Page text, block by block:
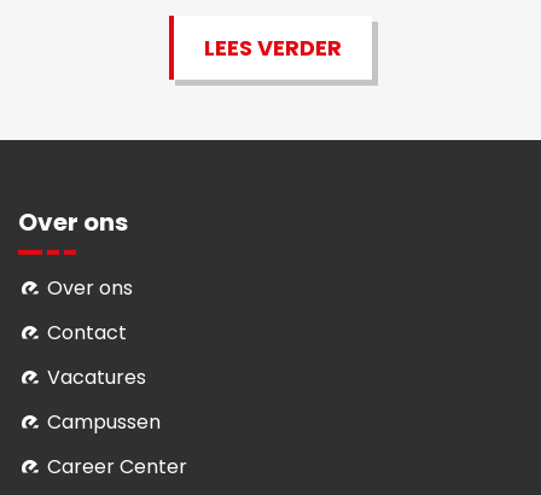
LEES VERDER
Over ons
Over ons
Contact
Vacatures
Campussen
Career Center